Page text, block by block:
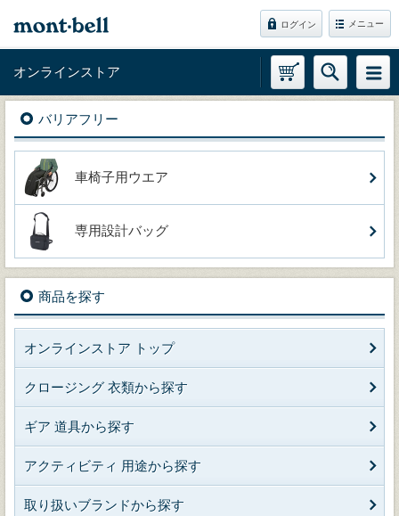
ログイン メニュー
オンラインストア
バリアフリー
車椅子用ウエア
専用設計バッグ
商品を探す
オンラインストア トップ
クロージング 衣類から探す
ギア 道具から探す
アクティビティ 用途から探す
取り扱いブランドから探す